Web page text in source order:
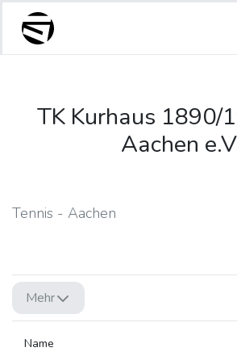
TK Kurhaus 1890/
Aachen
Tennis - Aachen
Mehr
Name